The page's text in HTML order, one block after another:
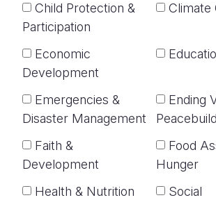
Child Protection &
Participation
Climate
Economic
Development
Emergencies &
Disaster Management
Ending
Faith &
Development
Food
Hunger
Health & Nutrition
Social